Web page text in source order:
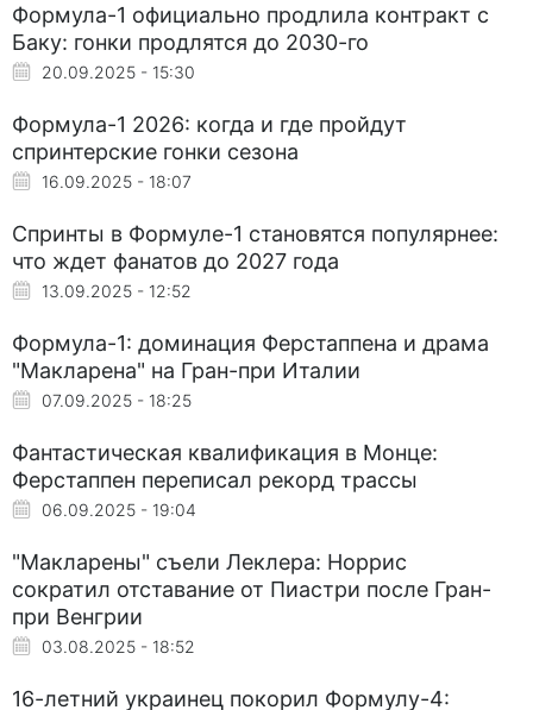
Формула-1 официально продлила контракт с
Баку: гонки продлятся до 2030-го
20.09.2025 - 15:30
Формула-1 2026: когда и где пройдут
спринтерские гонки сезона
16.09.2025 - 18:07
Спринты в Формуле-1 становятся популярнее:
что ждет фанатов до 2027 года
13.09.2025 - 12:52
Формула-1: доминация Ферстаппена и драма
"Макларена" на Гран-при Италии
07.09.2025 - 18:25
Фантастическая квалификация в Монце:
Ферстаппен переписал рекорд трассы
06.09.2025 - 19:04
"Макларены" съели Леклера: Норрис
сократил отставание от Пиастри после Гран-
при Венгрии
03.08.2025 - 18:52
16-летний украинец покорил Формулу-4: